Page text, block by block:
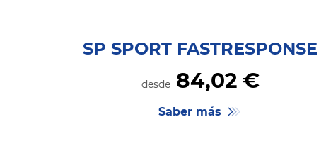
SP SPORT FASTRESPONSE
desde 84,02 €
Saber más